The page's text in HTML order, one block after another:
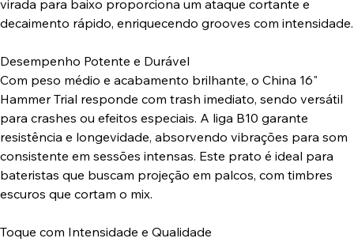
virada para baixo proporciona um ataque cortante e
decaimento rápido, enriquecendo grooves com intensidade.
Desempenho Potente e Durável
Com peso médio e acabamento brilhante, o China 16"
Hammer Trial responde com trash imediato, sendo versátil
para crashes ou efeitos especiais. A liga B10 garante
resistência e longevidade, absorvendo vibrações para som
consistente em sessões intensas. Este prato é ideal para
bateristas que buscam projeção em palcos, com timbres
escuros que cortam o mix.
Toque com Intensidade e Qualidade